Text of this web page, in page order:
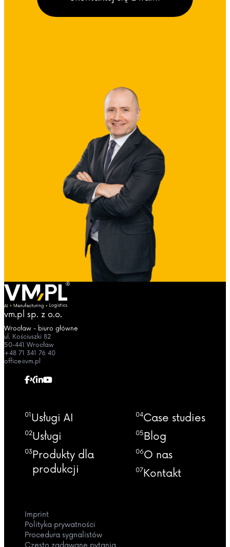
vm.pl sp. z o.o.
Wrocław - biuro główne
ul. Kościuszki 82
50-441 Wrocław
+48 71 341 76 40
office@vm.pl
01 Usługi AI
02Usługi
03 Produkty dla
produkcji
04Case studies
05 Blog
06O nas
07 Kontakt
Imprint
Polityka prywatności
Procedura sygnalistów
Często zadawane pytania